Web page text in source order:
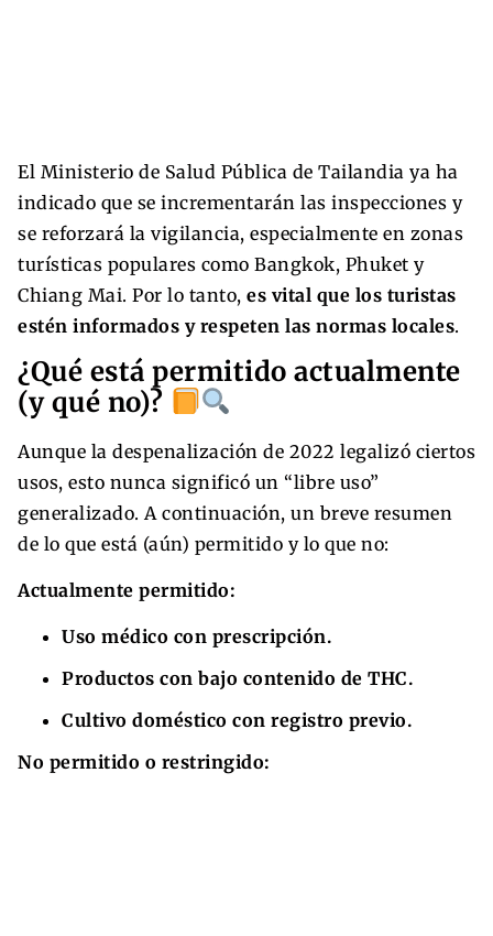
El Ministerio de Salud Pública de Tailandia ya ha
indicado que se incrementarán las inspecciones y
se reforzará la vigilancia, especialmente en zonas
turísticas populares como Bangkok, Phuket y
Chiang Mai. Por lo tanto, es vital que los turistas
estén informados y respeten las normas locales.
¿Qué está permitido actualmente
(y qué no)?
Aunque la despenalización de 2022 legalizó ciertos
usos, esto nunca significó un “libre uso”
generalizado. A continuación, un breve resumen
de lo que está (aún) permitido y lo que no:
Actualmente permitido:
Uso médico con prescripción.
Productos con bajo contenido de THC.
Cultivo doméstico con registro previo.
No permitido o restringido: